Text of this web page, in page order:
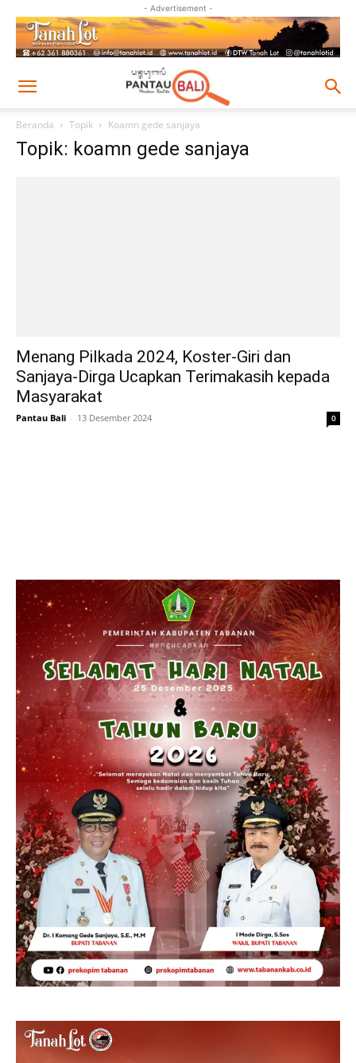
- Advertisement -
Beranda Topik Koamn gede sanjaya
Topik: koamn gede sanjaya
Menang Pilkada 2024, Koster-Giri dan
Sanjaya-Dirga Ucapkan Terimakasih kepada
Masyarakat
Pantau Bali - 13 Desember 2024 0